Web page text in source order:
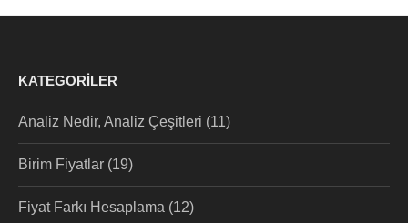
KATEGORILER
Analiz Nedir, Analiz Çeşitleri (11)
Birim Fiyatlar (19)
Fiyat Farkı Hesaplama (12)